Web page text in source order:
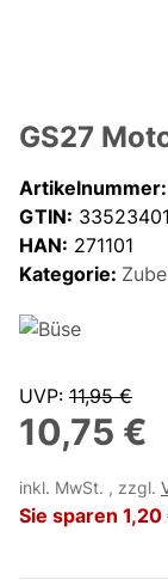
GS27
Artikelnummer:
GTIN:
HAN: 271101
Kategorie:
UVP: 11,95 €
10,75 €
inkl. MwSt. , zzgl.
Sie sparen 1,20